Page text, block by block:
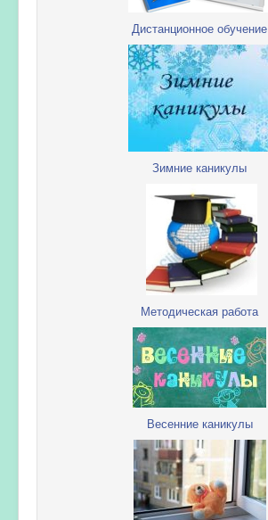
Дистанционное обучение
Зимние каникулы
Методическая работа
Весенние каникулы